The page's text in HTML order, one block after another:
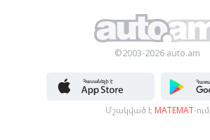
©2003-2026 auto.am
Մշակված է MATEMAT-ում